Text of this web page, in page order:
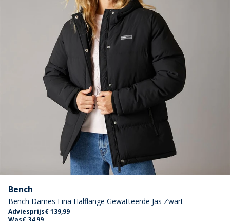
Bench
Bench Dames Fina Halflange Gewatteerde Jas Zwart
Adviesprijs€ 139,99